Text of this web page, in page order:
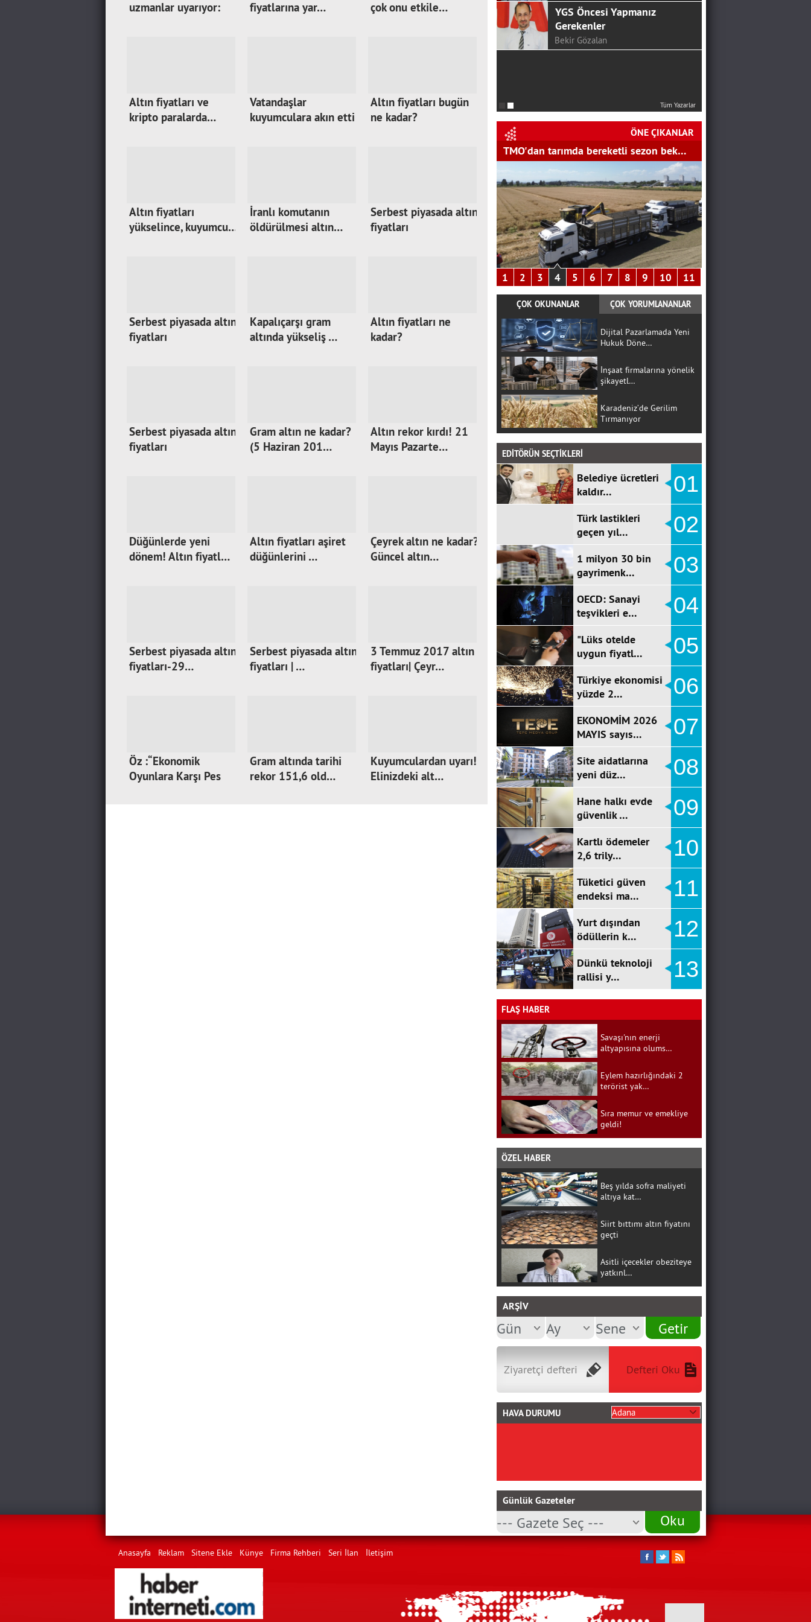
uzmanlar uyarıyor:
fiyatlarına yar…
çok onu etkile…
Altın fiyatları ve
kripto paralarda…
Vatandaşlar
kuyumculara akın etti
Altın fiyatları bugün
ne kadar?
Altın fiyatları
yükselince, kuyumcu…
İranlı komutanın
öldürülmesi altın…
Serbest piyasada altın
fiyatları
Serbest piyasada altın
fiyatları
Kapalıçarşı gram
altında yükseliş …
Altın fiyatları ne
kadar?
Serbest piyasada altın
fiyatları
Gram altın ne kadar?
(5 Haziran 201…
Altın rekor kırdı! 21
Mayıs Pazarte…
Düğünlerde yeni
dönem! Altın fiyatl…
Altın fiyatları aşiret
düğünlerini …
Çeyrek altın ne kadar?
Güncel altın…
Serbest piyasada altın
fiyatları-29…
Serbest piyasada altın
fiyatları | …
3 Temmuz 2017 altın
fiyatları| Çeyr…
Öz :“Ekonomik
Oyunlara Karşı Pes
Gram altında tarihi
rekor 151,6 old…
Kuyumculardan uyarı!
Elinizdeki alt…
YGS Öncesi Yapmanız
Gerekenler
Bekir Gözalan
Tüm Yazarlar
ÖNE ÇIKANLAR
TMO'dan tarımda bereketli sezon bek…
1 2 3 4 5 6 7 8 9 10 11
ÇOK OKUNANLAR ÇOK YORUMLANANLAR
Dijital Pazarlamada Yeni
Hukuk Döne…
İnşaat firmalarına yönelik
şikayetl…
Karadeniz’de Gerilim
Tırmanıyor
EDİTÖRÜN SEÇTİKLERİ
Belediye ücretleri
kaldır…
01
Türk lastikleri
geçen yıl…
02
1 milyon 30 bin
gayrimenk…
03
OECD: Sanayi
teşvikleri e…
04
"Lüks otelde
uygun fiyatl…
05
Türkiye ekonomisi
yüzde 2…
06
EKONOMİM 2026
MAYIS sayıs…
07
Site aidatlarına
yeni düz…
08
Hane halkı evde
güvenlik …
09
Kartlı ödemeler
2,6 trily…
10
Tüketici güven
endeksi ma…
11
Yurt dışından
ödüllerin k…
12
Dünkü teknoloji
rallisi y…
13
FLAŞ HABER
Savaşı'nın enerji
altyapısına olums…
Eylem hazırlığındaki 2
terörist yak…
Sıra memur ve emekliye
geldi!
ÖZEL HABER
Beş yılda sofra maliyeti
altıya kat…
Siirt bıttımı altın fiyatını
geçti
Asitli içecekler obeziteye
yatkınl…
ARŞİV
Ziyaretçi defteri Defteri Oku
HAVA DURUMU
Günlük Gazeteler
Oku
Anasayfa Reklam Sitene Ekle Künye Firma Rehberi Seri İlan İletişim